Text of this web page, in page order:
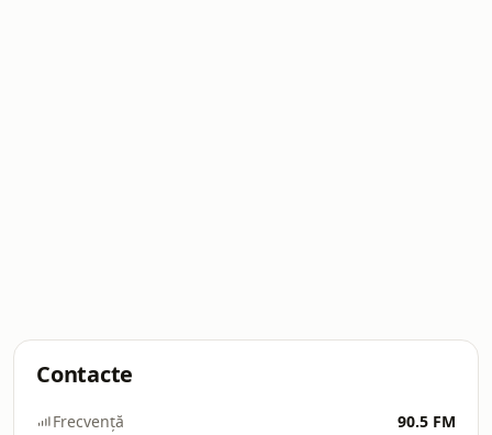
Contacte
Frecvență 90.5 FM